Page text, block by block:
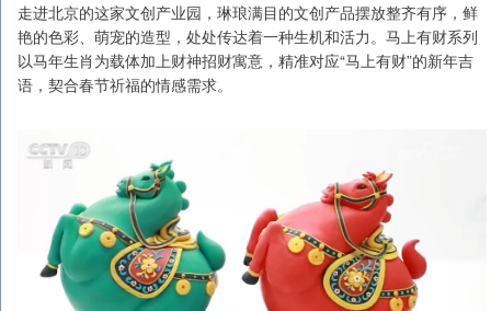
走进北京的这家文创产业园，琳琅满目的文创产品摆放整齐有序，鲜
艳的色彩、萌宠的造型，处处传达着一种生机和活力。马上有财系列
以马年生肖为载体加上财神招财寓意，精准对应“马上有财”的新年吉
语，契合春节祈福的情感需求。